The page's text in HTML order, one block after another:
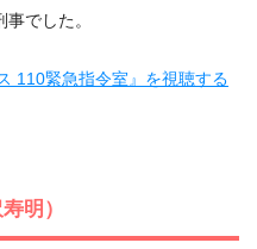
でした。
110緊急指令室』を視聴する
明）